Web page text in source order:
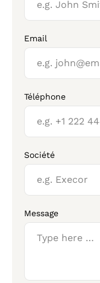
Email
Téléphone
Société
Message